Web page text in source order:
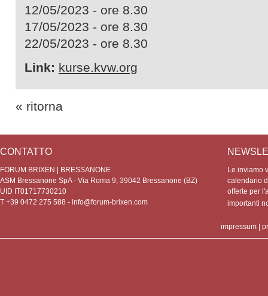
12/05/2023 - ore 8.30
17/05/2023 - ore 8.30
22/05/2023 - ore 8.30
Link: kurse.kvw.org
« ritorna
CONTATTO
FORUM BRIXEN | BRESSANONE
ASM Bressanone SpA - Via Roma 9, 39042 Bressanone (BZ)
UID IT01717730210
T +39 0472 275 588 - info@forum-brixen.com
Le inviamo
calendario
offerte per
importanti
impressum